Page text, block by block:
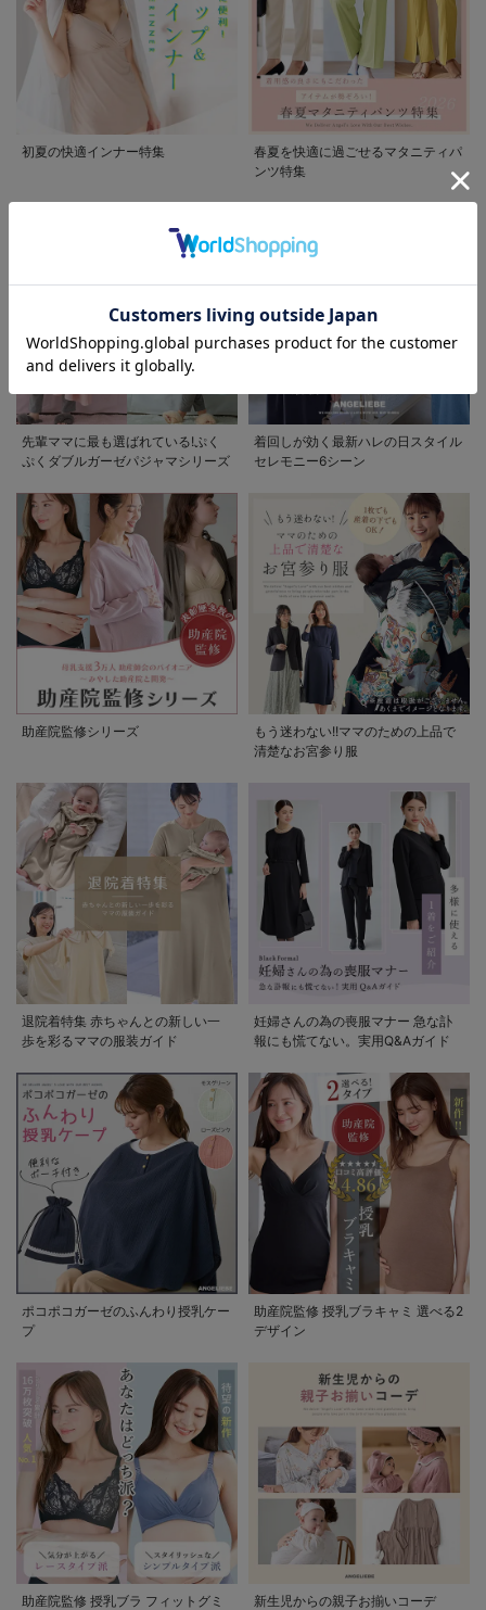
お買い物を続ける カートへ進む
RELATED ITEMS
関連商品
50%OFF
【接触冷感】P・
パンツ さらっと
ひんやりパウダー
カラースキニー
¥2,530 (税込)
初夏の快適インナー特集
春夏を快適に過ごせるマタニティパ
ンツ特集
先輩ママに最も選ばれている!ぷく
ぷくダブルガーゼパジャマシリーズ
着回しが効く最新ハレの日スタイル
セレモニー6シーン
助産院監修シリーズ
もう迷わない!!ママのための上品で
清楚なお宮参り服
退院着特集 赤ちゃんとの新しい一
歩を彩るママの服装ガイド
妊婦さんの為の喪服マナー 急な訃
報にも慌てない。実用Q&Aガイド
ポコポコガーゼのふんわり授乳ケー
プ
助産院監修 授乳ブラキャミ 選べる2
デザイン
助産院監修 授乳ブラ フィットグミ
新生児からの親子お揃いコーデ
お気に入り商品を確認する